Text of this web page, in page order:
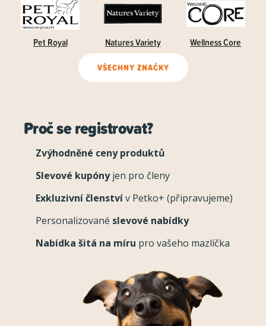
Pet Royal Natures Variety Wellness Core
VŠECHNY ZNAČKY
Proč se registrovat?
Zvýhodněné ceny produktů
Slevové kupónyjen pro členy
Exkluzivní členstvív Petko+ (připravujeme)
Personalizované slevové nabídky
Nabídka šitá na míru pro vašeho mazlíčka